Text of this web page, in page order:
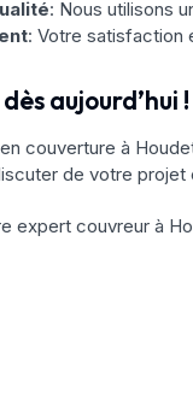
: Nous utilisons
: Votre satisfaction
aujourd’hui !
couverture à
de votre
expert couvreur à